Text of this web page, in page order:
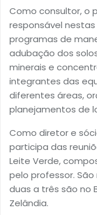
Como consultor, o
responsável
programas de
adubação dos
minerais e
integrantes das
diferentes áreas,
planejamentos de
Como diretor e
participa das
Leite Verde,
pelo professor.
duas a três são no
Zelândia.